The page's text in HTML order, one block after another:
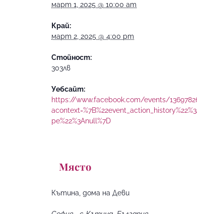
март 1, 2025 @ 10:00 am
Край:
март 2, 2025 @ 4:00 pm
Стойност:
303лв
Уебсайт:
https://www.facebook.com/events/
pe%22%3Anull%7D
Място
Кътина, дома на Деви